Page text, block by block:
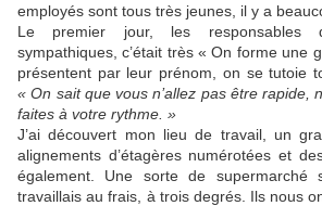
employés sont tous très jeunes, il y a
Le premier jour, les responsables
sympathiques, c’était très « On forme une
présentent par leur prénom, on se tutoie
« On sait que vous n’allez pas être rapide,
faites à votre rythme. »
J’ai découvert mon lieu de travail, un
alignements d’étagères numérotées et
également. Une sorte de supermarché
travaillais au frais, à trois degrés. Ils nous